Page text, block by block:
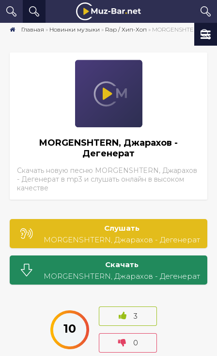
Главная » Новинки музыки » Rap / Хип-Хоп » MORGENSHTERN, Джарахов - Дегенерат скачать песню бесплатно mp3 в хорошем качестве
MORGENSHTERN, Джарахов -
Дегенерат
Скачать новую песню MORGENSHTERN, Джарахов
- Дегенерат в mp3 и слушать онлайн в высоком
качестве
Слушать
MORGENSHTERN, Джарахов - Дегенерат
Скачать
MORGENSHTERN, Джарахов - Дегенерат
10
3
0